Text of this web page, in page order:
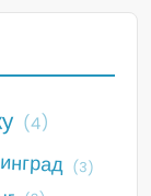
(4)
(3)